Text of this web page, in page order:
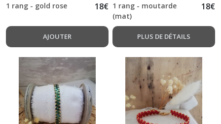
1 rang - gold rose 18€
AJOUTER
1 rang - moutarde
(mat)
18€
PLUS DE DÉTAILS